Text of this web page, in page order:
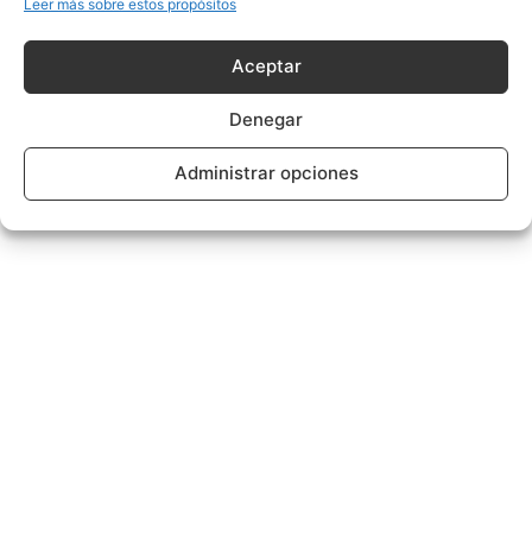
Leer más sobre estos propósitos
Aceptar
Denegar
Administrar opciones